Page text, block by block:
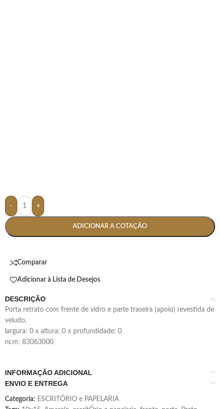
- +
ADICIONAR A COTAÇÃO
Comparar
Adicionar à Lista de Desejos
DESCRIÇÃO
porta retrato com frente de vidro e parte traseira (apoio) revestida de
veludo.
largura: 0 x altura: 0 x profundidade: 0
ncm: 83063000
INFORMAÇÃO ADICIONAL
ENVIO E ENTREGA
Categoria: ESCRITÓRIO e PAPELARIA